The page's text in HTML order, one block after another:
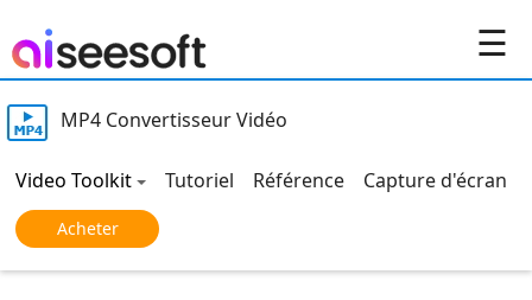
☰
MP4 Convertisseur Vidéo
Video Toolkit Tutoriel Référence Capture d'écran
Acheter